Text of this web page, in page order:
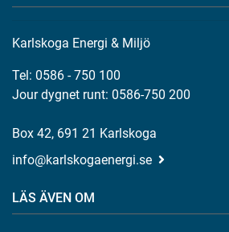
Karlskoga Energi & Miljö
Tel: 0586 - 750 100
Jour dygnet runt: 0586-750 200
Box 42, 691 21 Karlskoga
info@karlskogaenergi.se
LÄS ÄVEN OM